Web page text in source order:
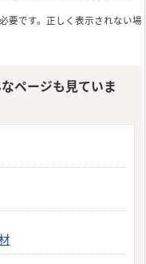
要です。正しく表示されない場
ページも見ていま